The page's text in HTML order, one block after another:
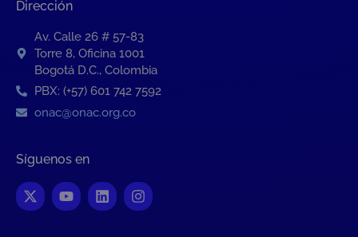
Dirección
Av. Calle 26 # 57-83
Torre 8, Oficina 1001
Bogotá D.C., Colombia
PBX: (+57) 601 742 7592
onac@onac.org.co
Síguenos en